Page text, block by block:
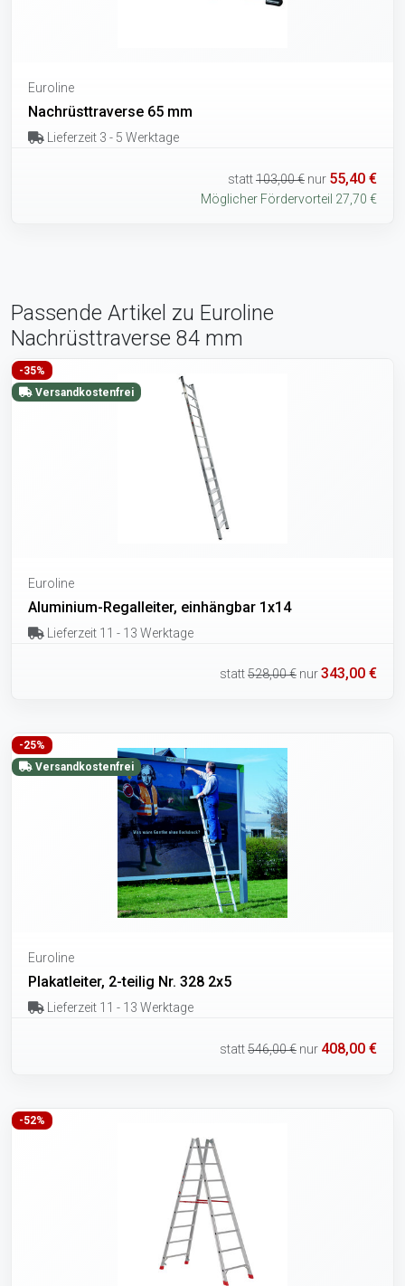
Euroline
Nachrüsttraverse 65 mm
Lieferzeit 3 - 5 Werktage
statt103,00 € nur 55,40 €
Möglicher Fördervorteil 27,70 €
Passende Artikel zu Euroline
Nachrüsttraverse 84 mm
-35%
Versandkostenfrei
Euroline
Aluminium-Regalleiter, einhängbar 1x14
Lieferzeit 11 - 13 Werktage
statt528,00 € nur343,00 €
-25%
Versandkostenfrei
Euroline
Plakatleiter, 2-teilig Nr. 328 2x5
Lieferzeit 11 - 13 Werktage
statt546,00 € nur 408,00 €
-52%